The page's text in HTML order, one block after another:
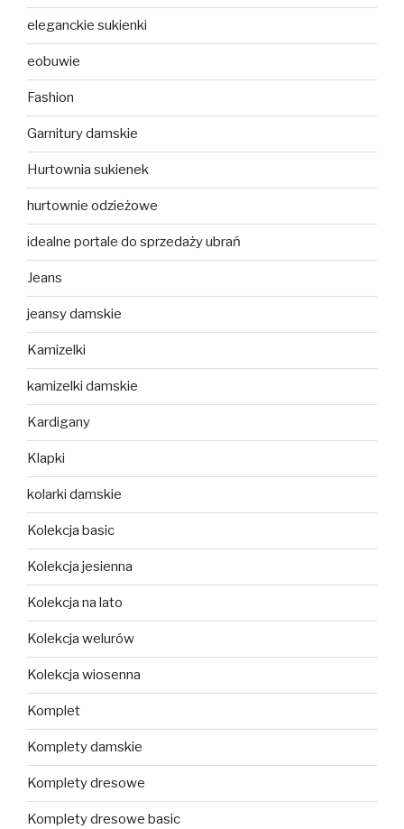
eleganckie sukienki
eobuwie
Fashion
Garnitury damskie
Hurtownia sukienek
hurtownie odzieżowe
idealne portale do sprzedaży ubrań
Jeans
jeansy damskie
Kamizelki
kamizelki damskie
Kardigany
Klapki
kolarki damskie
Kolekcja basic
Kolekcja jesienna
Kolekcja na lato
Kolekcja welurów
Kolekcja wiosenna
Komplet
Komplety damskie
Komplety dresowe
Komplety dresowe basic